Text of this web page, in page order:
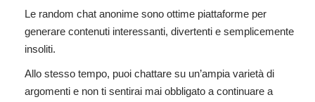
Le random chat anonime sono ottime piattaforme per
generare contenuti interessanti, divertenti e semplicemente
insoliti.
Allo stesso tempo, puoi chattare su un’ampia varietà di
argomenti e non ti sentirai mai obbligato a continuare a